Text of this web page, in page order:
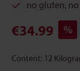
no gluten,
€34.99 %
Content: 12